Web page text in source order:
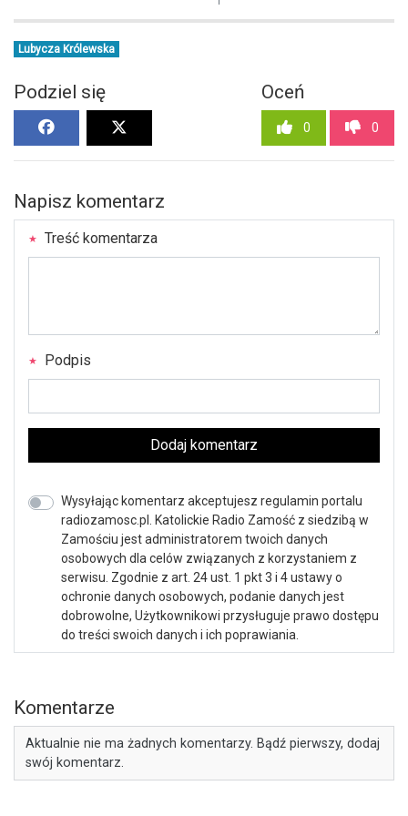
Lubycza Królewska
Podziel się Oceń
0 0
Napisz komentarz
Treść komentarza
Podpis
Dodaj komentarz
Wysyłając komentarz akceptujesz regulamin portalu
radiozamosc.pl. Katolickie Radio Zamość z siedzibą w
Zamościu jest administratorem twoich danych
osobowych dla celów związanych z korzystaniem z
serwisu. Zgodnie z art. 24 ust. 1 pkt 3 i 4 ustawy o
ochronie danych osobowych, podanie danych jest
dobrowolne, Użytkownikowi przysługuje prawo dostępu
do treści swoich danych i ich poprawiania.
Komentarze
Aktualnie nie ma żadnych komentarzy. Bądź pierwszy, dodaj
swój komentarz.